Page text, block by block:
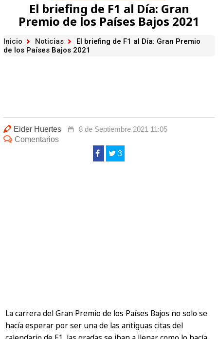
El briefing de F1 al Día: Gran
Premio de los Países Bajos 2021
Inicio Noticias
El briefing de F1 al Día: Gran Premio
de los Países Bajos 2021
Eider Huertes
8 de Septiembre 2021 11:05
Comentarios
3
La carrera del Gran Premio de los Países Bajos no solo se
hacía esperar por ser una de las antiguas citas del